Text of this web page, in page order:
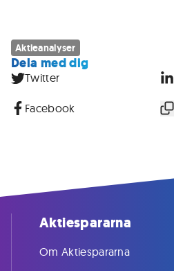
Aktieanalyser
Dela med dig
Twitter
Facebook
Aktiespararna
Om Aktiespararna